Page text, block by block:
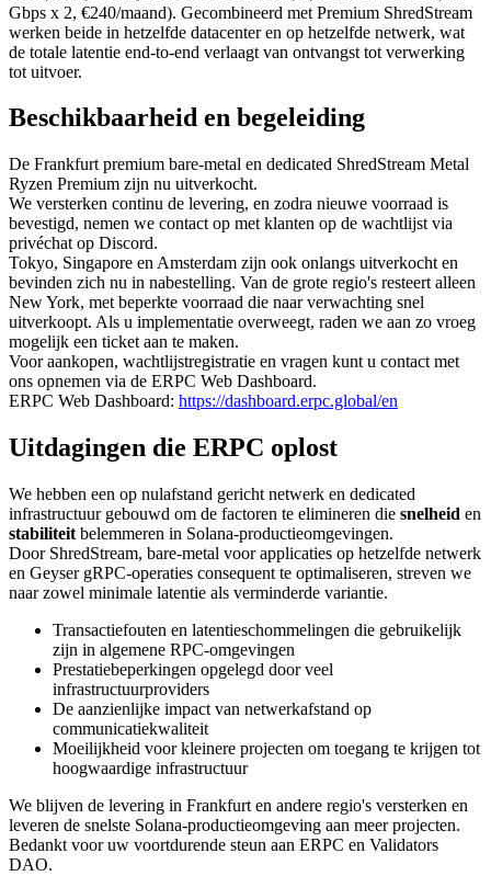
Gbps x 2, €240/maand). Gecombineerd met Premium ShredStream
werken beide in hetzelfde datacenter en op hetzelfde netwerk, wat
de totale latentie end-to-end verlaagt van ontvangst tot verwerking
tot uitvoer.
Beschikbaarheid en begeleiding
De Frankfurt premium bare-metal en dedicated ShredStream Metal
Ryzen Premium zijn nu uitverkocht.
We versterken continu de levering, en zodra nieuwe voorraad is
bevestigd, nemen we contact op met klanten op de wachtlijst via
privéchat op Discord.
Tokyo, Singapore en Amsterdam zijn ook onlangs uitverkocht en
bevinden zich nu in nabestelling. Van de grote regio's resteert alleen
New York, met beperkte voorraad die naar verwachting snel
uitverkoopt. Als u implementatie overweegt, raden we aan zo vroeg
mogelijk een ticket aan te maken.
Voor aankopen, wachtlijstregistratie en vragen kunt u contact met
ons opnemen via de ERPC Web Dashboard.
ERPC Web Dashboard: https://dashboard.erpc.global/en
Uitdagingen die ERPC oplost
We hebben een op nulafstand gericht netwerk en dedicated
infrastructuur gebouwd om de factoren te elimineren die snelheid en
stabiliteit belemmeren in Solana-productieomgevingen.
Door ShredStream, bare-metal voor applicaties op hetzelfde netwerk
en Geyser gRPC-operaties consequent te optimaliseren, streven we
naar zowel minimale latentie als verminderde variantie.
Transactiefouten en latentieschommelingen die gebruikelijk
zijn in algemene RPC-omgevingen
Prestatiebeperkingen opgelegd door veel
infrastructuurproviders
De aanzienlijke impact van netwerkafstand op
communicatiekwaliteit
Moeilijkheid voor kleinere projecten om toegang te krijgen tot
hoogwaardige infrastructuur
We blijven de levering in Frankfurt en andere regio's versterken en
leveren de snelste Solana-productieomgeving aan meer projecten.
Bedankt voor uw voortdurende steun aan ERPC en Validators
DAO.